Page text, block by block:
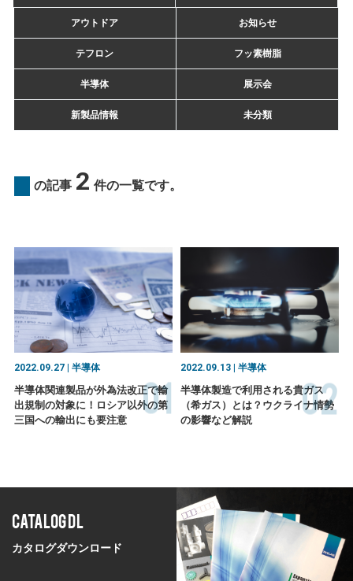
アウトドア お知らせ
テフロン フッ素樹脂
半導体 展示会
新製品情報 未分類
の記事 2 件の一覧です。
2022.09.27 | 半導体
半導体関連製品が外為法改正で輸
出規制の対象に！ロシア以外の第
三国への輸出にも要注意
01
2022.09.13 | 半導体
半導体製造で利用される貴ガス
（希ガス）とは？ウクライナ情勢
の影響など解説
02
CATALOG DL
カタログダウンロード